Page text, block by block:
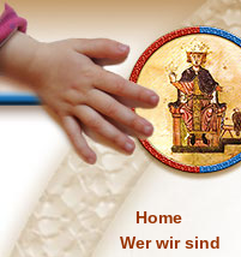
Home
Wer wir sind